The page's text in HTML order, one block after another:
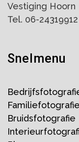
Vestiging Hoorn
Tel. 06-24319912
Snelmenu
Familiefotografie
Bruidsfotografie